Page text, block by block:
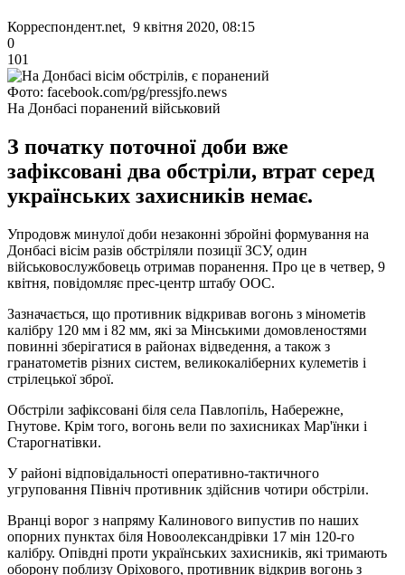
Корреспондент.net, 9 квітня 2020, 08:15
0
101
Фото: facebook.com/pg/pressjfo.news
На Донбасі поранений військовий
З початку поточної доби вже
зафіксовані два обстріли, втрат серед
українських захисників немає.
Упродовж минулої доби незаконні збройні формування на
Донбасі вісім разів обстріляли позиції ЗСУ, один
військовослужбовець отримав поранення. Про це в четвер, 9
квітня, повідомляє прес-центр штабу ООС.
Зазначається, що противник відкривав вогонь з мінометів
калібру 120 мм і 82 мм, які за Мінськими домовленостями
повинні зберігатися в районах відведення, а також з
гранатометів різних систем, великокаліберних кулеметів і
стрілецької зброї.
Обстріли зафіксовані біля села Павлопіль, Набережне,
Гнутове. Крім того, вогонь вели по захисниках Мар'їнки і
Старогнатівки.
У районі відповідальності оперативно-тактичного
угруповання Північ противник здійснив чотири обстріли.
Вранці ворог з напряму Калинового випустив по наших
опорних пунктах біля Новоолександрівки 17 мін 120-го
калібру. Опівдні проти українських захисників, які тримають
оборону поблизу Оріхового, противник відкрив вогонь з